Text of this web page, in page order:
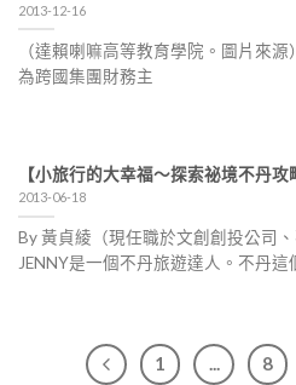
2013-12-16
（達賴喇嘛高等教育學院。圖片來
為跨國集團財務主
【小旅行的大幸福～探索祕境不丹攻
2013-06-18
By 黃貞綾（現任職於文創創投公司
JENNY是一個不丹旅遊達人。不丹這
1 ... 8